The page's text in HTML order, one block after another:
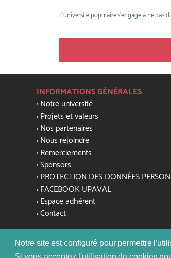
Notre site est configuré pour permettre
L'université populaire s'engage à ne pas
INFORMATIONS GÉNÉRALES
Notre université
Projets et valeurs
Nos partenaires
Nous rejoindre
Remerciements
Sponsors
PROTECTION DES DONNÉES
FACEBOOK UPAVAL
Espace adhérent
Contact